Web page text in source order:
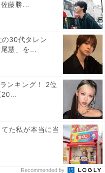
藤勝...
30代タレン
慧」を...
ンキング！ 2位
た私が本当に当
Recommended by